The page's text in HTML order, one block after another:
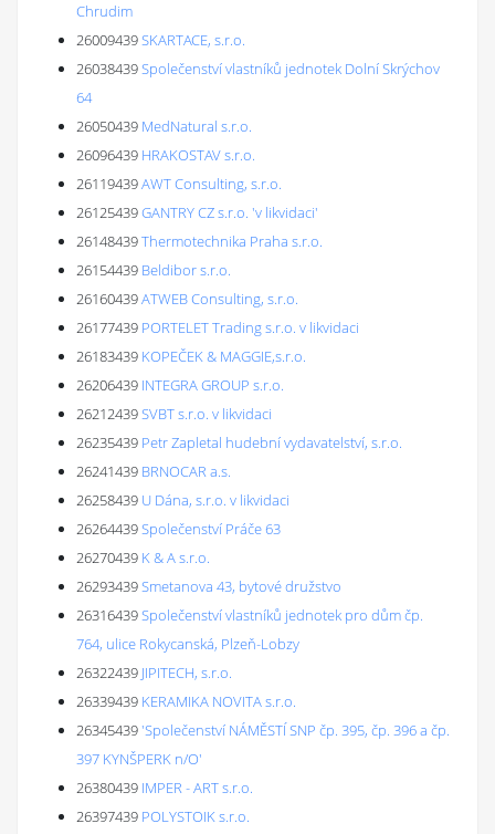
Chrudim
26009439SKARTACE, s.r.o.
26038439Společenství vlastníků jednotek Dolní Skrýchov
64
26050439 MedNatural s.r.o.
26096439 HRAKOSTAV s.r.o.
26119439AWT Consulting, s.r.o.
26125439GANTRY CZ s.r.o. 'v likvidaci'
26148439Thermotechnika Praha s.r.o.
26154439 Beldibor s.r.o.
26160439ATWEB Consulting, s.r.o.
26177439 PORTELET Trading s.r.o. v likvidaci
26183439 KOPEČEK & MAGGIE,s.r.o.
26206439 INTEGRA GROUP s.r.o.
26212439SVBT s.r.o. v likvidaci
26235439 Petr Zapletal hudební vydavatelství, s.r.o.
26241439 BRNOCAR a.s.
26258439 U Dána, s.r.o. v likvidaci
26264439Společenství Práče 63
26270439 K & A s.r.o.
26293439Smetanova 43, bytové družstvo
26316439Společenství vlastníků jednotek pro dům čp.
764, ulice Rokycanská, Plzeň-Lobzy
26322439 JIPITECH, s.r.o.
26339439 KERAMIKA NOVITA s.r.o.
26345439'Společenství NÁMĚSTÍ SNP čp. 395, čp. 396 a čp.
397 KYNŠPERK n/O'
26380439 IMPER - ART s.r.o.
26397439 POLYSTOIK s.r.o.